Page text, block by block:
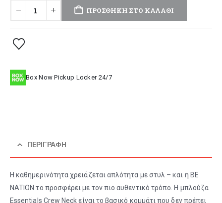
ΠΡΟΣΘΉΚΗ ΣΤΟ ΚΑΛΆΘΙ
Box Now Pickup Locker 24/7
ΠΕΡΙΓΡΑΦΉ
Η καθημερινότητα χρειάζεται απλότητα με στυλ – και η BE
NATION το προσφέρει με τον πιο αυθεντικό τρόπο. Η μπλούζα
Essentials Crew Neck είναι το βασικό κομμάτι που δεν πρέπει